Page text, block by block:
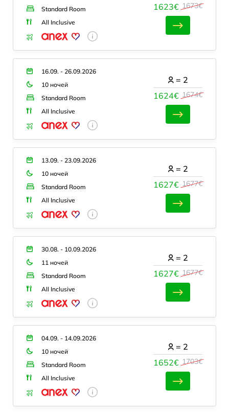
Standard Room
All Inclusive
1623€ 1673€
16.09. - 26.09.2026
10 ночей
Standard Room
All Inclusive
1624€ 1674€
= 2
13.09. - 23.09.2026
10 ночей
Standard Room
All Inclusive
1627€ 1677€
= 2
30.08. - 10.09.2026
11 ночей
Standard Room
All Inclusive
1627€ 1677€
= 2
04.09. - 14.09.2026
10 ночей
Standard Room
All Inclusive
1652€ 1703€
= 2